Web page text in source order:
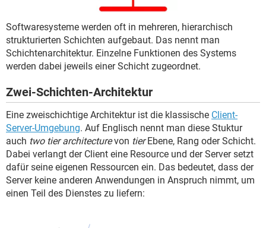
Softwaresysteme werden oft in mehreren, hierarchisch
strukturierten Schichten aufgebaut. Das nennt man
Schichtenarchitektur. Einzelne Funktionen des Systems
werden dabei jeweils einer Schicht zugeordnet.
Zwei-Schichten-Architektur
Eine zweischichtige Architektur ist die klassische Client-
Server-Umgebung. Auf Englisch nennt man diese Stuktur
auch two tier architecturevon tierEbene, Rang oder Schicht.
Dabei verlangt der Client eine Resource und der Server setzt
dafür seine eigenen Ressourcen ein. Das bedeutet, dass der
Server keine anderen Anwendungen in Anspruch nimmt, um
einen Teil des Dienstes zu liefern: